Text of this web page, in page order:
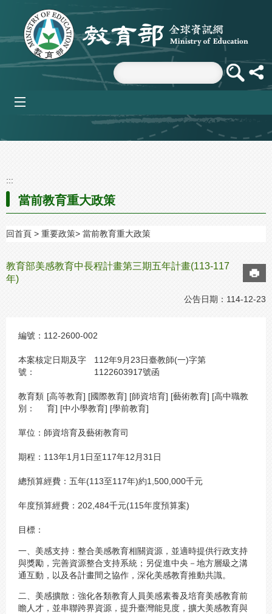
跳到主要內容區塊
:::
當前教育重大政策
回首頁 重要政策 當前教育重大政策
教育部美感教育中長程計畫第三期五年計畫(113-117
年)
公告日期： 114-12-23
編號： 112-2600-002
本案核定日期及字
號：
112年9月23日臺教師(一)字第
1122603917號函
教育類
別：
[高等教育] [國際教育] [師資培育] [藝術教育] [高中職教
育] [中小學教育] [學前教育]
單位： 師資培育及藝術教育司
期程： 113年1月1日至117年12月31日
總預算經費： 五年(113至117年)約1,500,000千元
年度預算經費： 202,484千元(115年度預算案)
目標：
一、美感支持：整合美感教育相關資源，並適時提供行政支持
與獎勵，完善資源整合支持系統；另促進中央－地方層級之溝
通互動，以及各計畫間之協作，深化美感教育推動共識。
二、美感擴散：強化各類教育人員美感素養及培育美感教育前
瞻人才，並串聯跨界資源，提升臺灣能見度，擴大美感教育與